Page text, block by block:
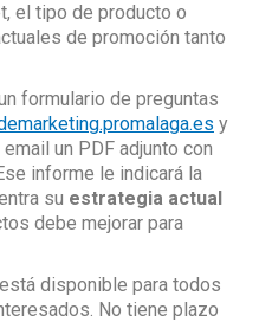
el tipo de producto o
de promoción tanto
formulario de preguntas
y
un PDF adjunto con
informe le indicará la
su estrategia actual
debe mejorar para
disponible para todos
No tiene plazo